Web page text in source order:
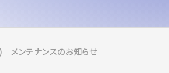
メンテナンスのお知らせ